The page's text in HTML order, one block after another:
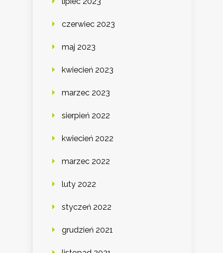
czerwiec 2023
maj 2023
kwiecień 2023
marzec 2023
sierpień 2022
kwiecień 2022
marzec 2022
luty 2022
styczeń 2022
grudzień 2021